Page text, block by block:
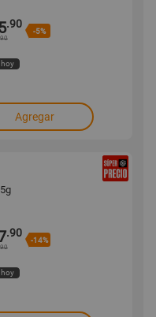
.90
-5%
hoy
Agregar
.90
-14%
hoy